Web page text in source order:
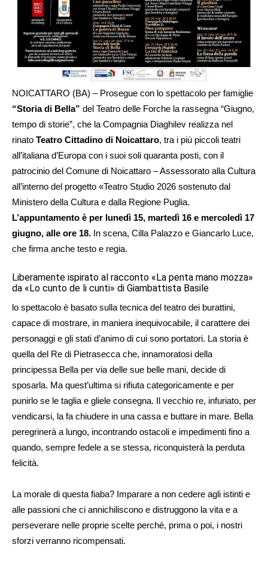
NOICATTARO (BA) – Prosegue con lo spettacolo per famiglie
“Storia di Bella” del Teatro delle Forche la rassegna “Giugno,
tempo di storie”, che la Compagnia Diaghilev realizza nel
rinato Teatro Cittadino di Noicattaro, tra i più piccoli teatri
all’italiana d’Europa con i suoi soli quaranta posti, con il
patrocinio del Comune di Noicattaro – Assessorato alla Cultura
all’interno del progetto «Teatro Studio 2026 sostenuto dal
Ministero della Cultura e dalla Regione Puglia.
L’appuntamento è per lunedì 15, martedì 16 e mercoledì 17
giugno, alle ore 18. In scena, Cilla Palazzo e Giancarlo Luce,
che firma anche testo e regia.
Liberamente ispirato al racconto «La penta mano mozza»
da «Lo cunto de li cunti» di Giambattista Basile
lo spettacolo è basato sulla tecnica del teatro dei burattini,
capace di mostrare, in maniera inequivocabile, il carattere dei
personaggi e gli stati d’animo di cui sono portatori. La storia è
quella del Re di Pietrasecca che, innamoratosi della
principessa Bella per via delle sue belle mani, decide di
sposarla. Ma quest’ultima si rifiuta categoricamente e per
punirlo se le taglia e gliele consegna. Il vecchio re, infuriato, per
vendicarsi, la fa chiudere in una cassa e buttare in mare. Bella
peregrinerà a lungo, incontrando ostacoli e impedimenti fino a
quando, sempre fedele a se stessa, riconquisterà la perduta
felicità.
La morale di questa fiaba? Imparare a non cedere agli istinti e
alle passioni che ci annichiliscono e distruggono la vita e a
perseverare nelle proprie scelte perché, prima o poi, i nostri
sforzi verranno ricompensati.